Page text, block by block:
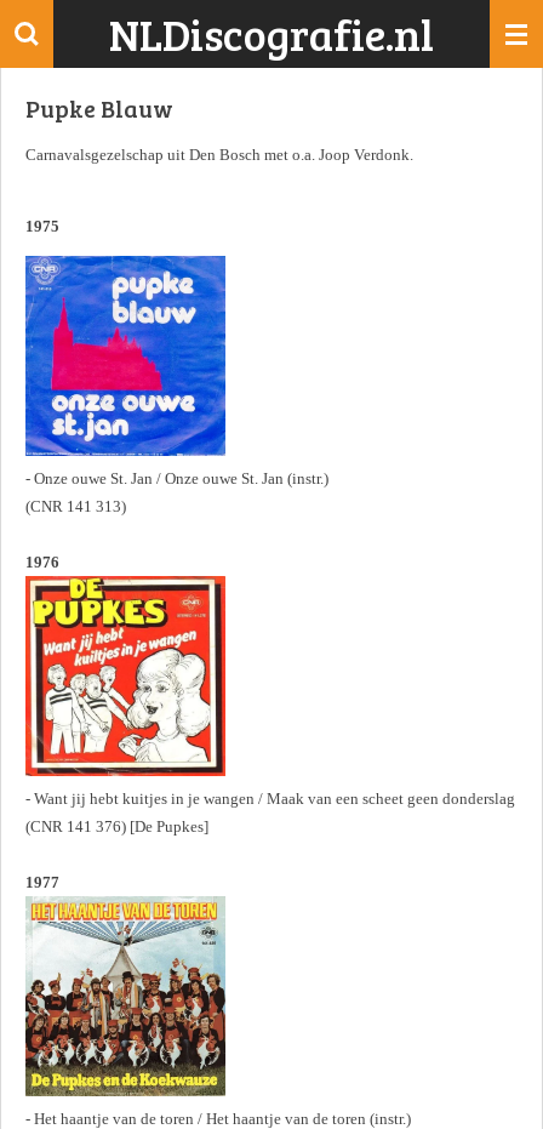
Ga
de
NLDiscografie.nl
Pupke Blauw
Carnavalsgezelschap uit Den Bosch met o.a. Joop Verdonk.
1975
- Onze ouwe St. Jan / Onze ouwe St. Jan (instr.)
(CNR 141 313)
1976
- Want jij hebt kuitjes in je wangen / Maak van een scheet geen donderslag
(CNR 141 376) [De Pupkes]
1977
- Het haantje van de toren / Het haantje van de toren (instr.)